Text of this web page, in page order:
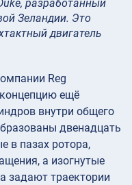
разработанный
Зеландии. Это
двигатель
Reg
ещё
внутри общего
двенадцать
в пазах ротора,
а изогнутые
задают траектории